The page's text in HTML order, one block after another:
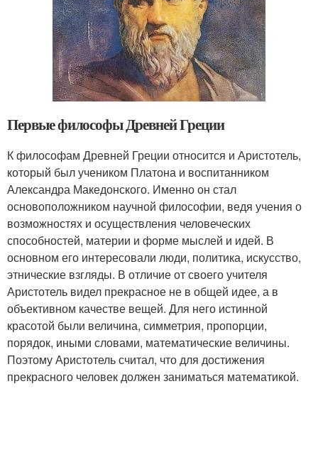
Первые философы Древней Греции
К философам Древней Греции относится и Аристотель,
который был учеником Платона и воспитанником
Александра Македонского. Именно он стал
основоположником научной философии, ведя учения о
возможностях и осуществления человеческих
способностей, материи и форме мыслей и идей. В
основном его интересовали люди, политика, искусство,
этнические взгляды. В отличие от своего учителя
Аристотель видел прекрасное не в общей идее, а в
объективном качестве вещей. Для него истинной
красотой были величина, симметрия, пропорции,
порядок, иными словами, математические величины.
Поэтому Аристотель считал, что для достижения
прекрасного человек должен заниматься математикой.